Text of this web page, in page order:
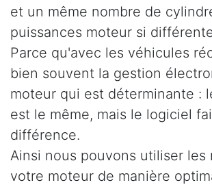
et un même nombre de
puissances moteur si
Parce qu'avec les véhicules
bien souvent la gestion
moteur qui est déterminante :
est le même, mais le logiciel
différence.
Ainsi nous pouvons utiliser les
votre moteur de manière